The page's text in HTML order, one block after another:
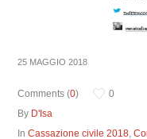
25 MAGGIO 2018
Comments (0)
0
By D'Isa
InCassazione civile 2018,